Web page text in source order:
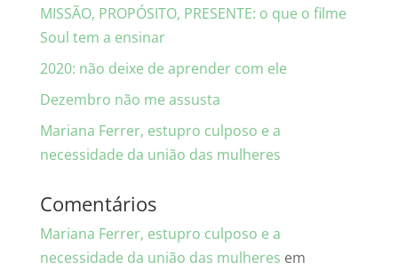
MISSÃO, PROPÓSITO, PRESENTE: o que o filme
Soul tem a ensinar
2020: não deixe de aprender com ele
Dezembro não me assusta
Mariana Ferrer, estupro culposo e a
necessidade da união das mulheres
Comentários
Mariana Ferrer, estupro culposo e a
necessidade da união das mulheres em